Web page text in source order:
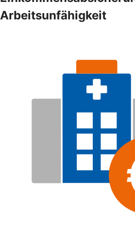
Arbeitsunfähigkeit